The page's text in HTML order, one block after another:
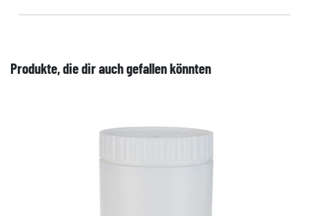
Produkte, die dir auch gefallen könnten